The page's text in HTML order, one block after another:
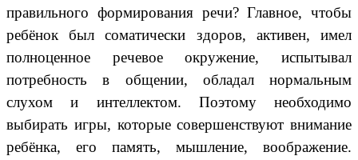
правильного формирования речи? Главное, чтобы
ребёнок был соматически здоров, активен, имел
полноценное речевое окружение, испытывал
потребность в общении, обладал нормальным
слухом и интеллектом. Поэтому необходимо
выбирать игры, которые совершенствуют внимание
ребёнка, его память, мышление, воображение.